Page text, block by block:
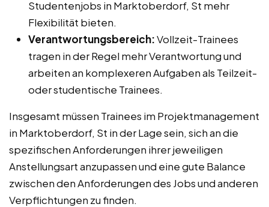
Studentenjobs in Marktoberdorf, St mehr
Flexibilität bieten.
Verantwortungsbereich:Vollzeit-Trainees
tragen in der Regel mehr Verantwortung und
arbeiten an komplexeren Aufgaben als Teilzeit-
oder studentische Trainees.
Insgesamt müssen Trainees im Projektmanagement
in Marktoberdorf, St in der Lage sein, sich an die
spezifischen Anforderungen ihrer jeweiligen
Anstellungsart anzupassen und eine gute Balance
zwischen den Anforderungen des Jobs und anderen
Verpflichtungen zu finden.